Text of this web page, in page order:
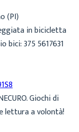
(PI)
in bicicletta
bici: 375 5617631
Giochi di
lettura a volontà!